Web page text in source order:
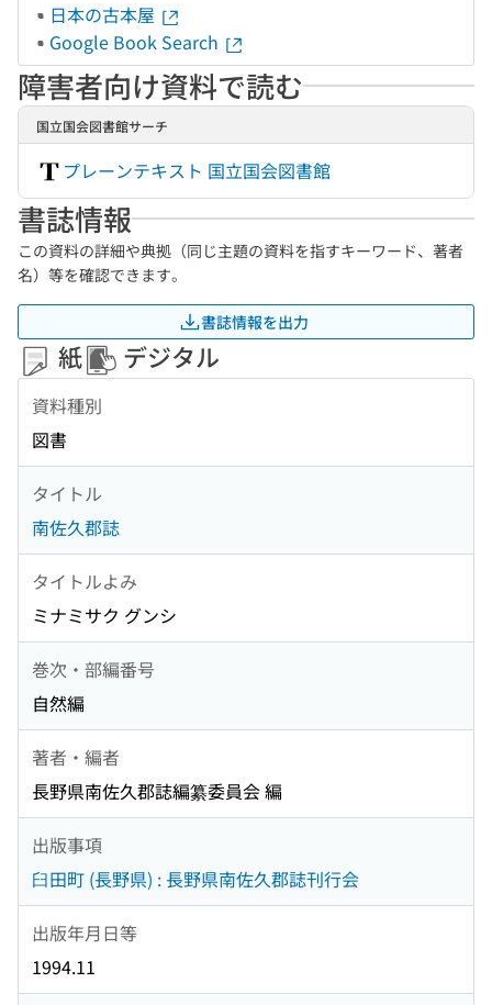
日本の古本屋
Google Book Search
障害者向け資料で読む
国立国会図書館サーチ
プレーンテキスト 国立国会図書館
書誌情報
この資料の詳細や典拠（同じ主題の資料を指すキーワード、著者
名）等を確認できます。
書誌情報を出力
紙 デジタル
資料種別
図書
タイトル
南佐久郡誌
タイトルよみ
ミナミサク グンシ
巻次・部編番号
自然編
著者・編者
長野県南佐久郡誌編纂委員会 編
出版事項
臼田町 (長野県) : 長野県南佐久郡誌刊行会
出版年月日等
1994.11